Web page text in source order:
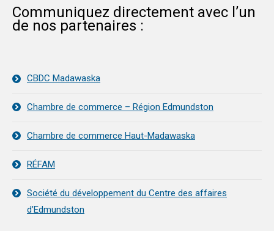
Communiquez directement avec l’un
de nos partenaires :
CBDC Madawaska
Chambre de commerce – Région Edmundston
Chambre de commerce Haut-Madawaska
RÉFAM
Société du développement du Centre des affaires
d’Edmundston